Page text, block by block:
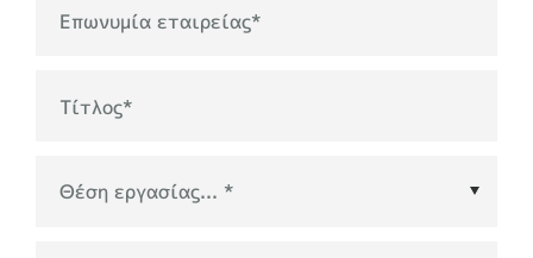
Επωνυμία εταιρείας*
Τίτλος*